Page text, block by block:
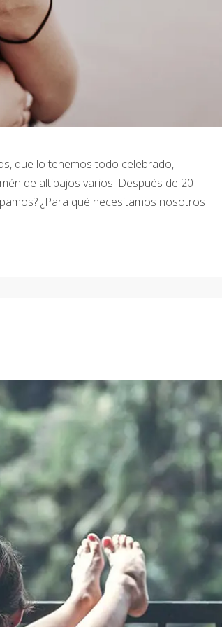
que lo tenemos todo celebrado,
de altibajos varios. Después de 20
¿Para qué necesitamos nosotros